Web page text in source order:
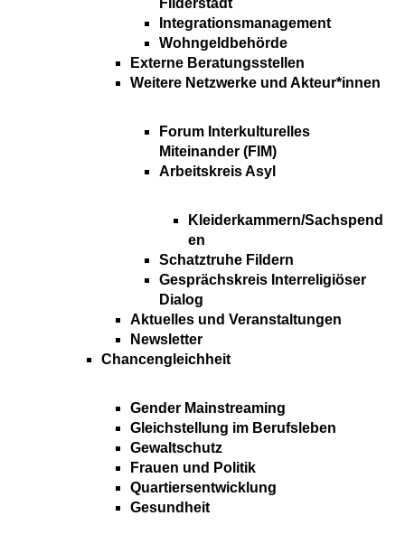
Filderstadt
Integrationsmanagement
Wohngeldbehörde
Externe Beratungsstellen
Weitere Netzwerke und Akteur*innen
Forum Interkulturelles
Miteinander (FIM)
Arbeitskreis Asyl
Kleiderkammern/Sachspend
en
Schatztruhe Fildern
Gesprächskreis Interreligiöser
Dialog
Aktuelles und Veranstaltungen
Newsletter
Chancengleichheit
Gender Mainstreaming
Gleichstellung im Berufsleben
Gewaltschutz
Frauen und Politik
Quartiersentwicklung
Gesundheit